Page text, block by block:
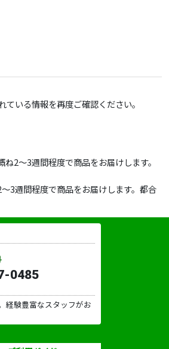
いる情報を再度ご確認ください。
2～3週間程度で商品をお届けします。
3週間程度で商品をお届けします。都合
0485
経験豊富なスタッフがお